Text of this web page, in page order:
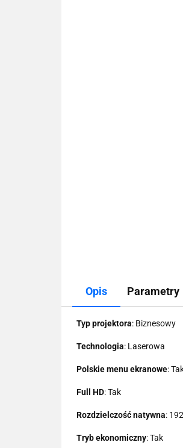
Opis Parametry
Typ projektora: Biznesowy
Technologia: Laserowa
Polskie menu ekranowe:
Full HD: Tak
Rozdzielczość natywna:
Tryb ekonomiczny: Tak